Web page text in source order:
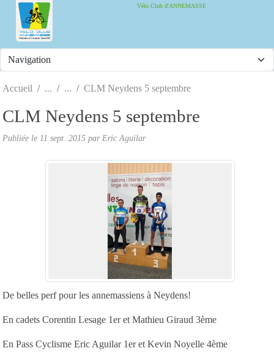
Vélo Club d'ANNEMASSE
Accueil CLM Neydens 5 septembre
CLM Neydens 5 septembre
Publiée le 11 sept. 2015 par Eric Aguilar
De belles perf pour les annemassiens à Neydens!
En cadets Corentin Lesage 1er et Mathieu Giraud 3ème
En Pass Cyclisme Eric Aguilar 1er et Kevin Noyelle 4ème
Panneau de gestion des cookies